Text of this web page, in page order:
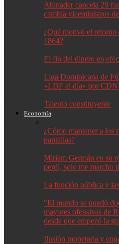
Abinader cancela 29
cambia viceministros
¿Qué motivó el retorno
1864?
El fin del dinero en
Liga Dominicana de
«LDF al día» por CDN
Talento constituyente
Economía
¿Cómo mantener a los
pantallas?
Miriam Germán en su
perdí, solo me marcho
La función pública y
"El mundo se quedó
mayores ofensivas de
desde que empezó la
Ilusión monetaria y